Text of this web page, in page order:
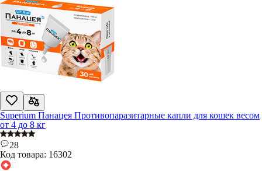
Superium Панацея Противопаразитарные капли для кошек весом
от 4 до 8 кг
28
Код товара: 16302